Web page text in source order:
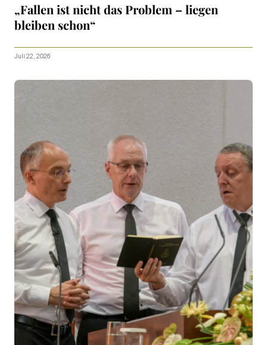
„Fallen ist nicht das Problem – liegen
bleiben schon“
Juli 22, 2026